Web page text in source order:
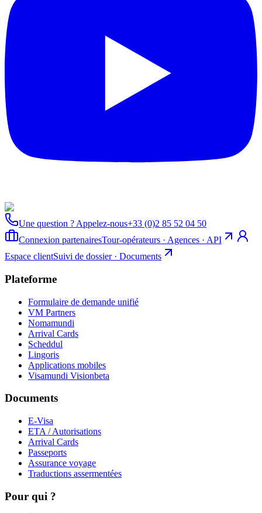
Une question ? Appelez-nous+33 (0)2 85 52 04 50
Connexion partenairesTour-opérateurs · Agences · API
Espace clientSuivi de dossier · Documents
Plateforme
Formulaire de demande unifié
VM Partners
Nomamundi
Arrival Cards
Scheddul
Lingoris
Applications mobiles
Visamundi Visionbeta
Documents
E-Visa
ETA / Autorisations
Arrival Cards
Passeports
Assurance voyage
Traductions assermentées
Pour qui ?